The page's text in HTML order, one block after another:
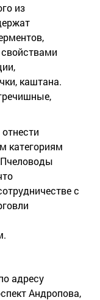
из
каштана.
категориям
с
адресу
Андропова,